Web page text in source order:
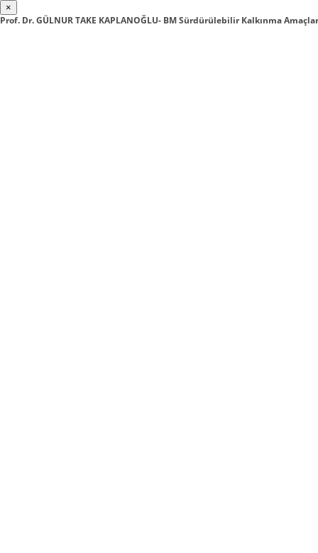
×
Prof. Dr. GÜLNUR TAKE KAPLANOĞLU- BM Sürdürülebilir Kalkınma